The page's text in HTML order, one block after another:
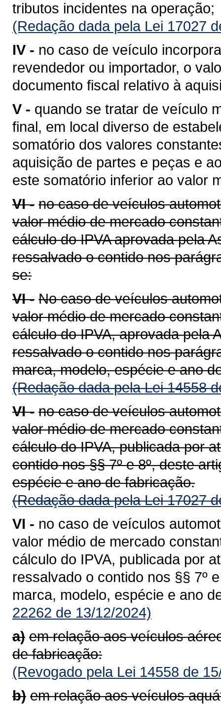
tributos incidentes na operação;
(Redação dada pela Lei 17027
IV - no caso de veículo
revendedor ou importador, o
documento fiscal relativo à
V - quando se tratar de veículo
final, em local diverso de
somatório dos valores
aquisição de partes e peças e
este somatório inferior ao valor
VI - no caso de veículos
valor médio de mercado
cálculo do IPVA aprovada pela
ressalvado o contido nos
se:
VI - No caso de veículos
valor médio de mercado
cálculo do IPVA, aprovada pela
ressalvado o contido nos
marca, modelo, espécie e ano
(Redação dada pela Lei 14558
VI - no caso de veículos
valor médio de mercado
cálculo do IPVA, publicada por
contido nos §§ 7º e 8º, deste
espécie e ano de fabricação.
(Redação dada pela Lei 17027
VI - no caso de veículos
valor médio de mercado
cálculo do IPVA, publicada por
ressalvado o contido nos §§ 7º
marca, modelo, espécie e ano
22262 de 13/12/2024)
a) em relação aos veículos
de fabricação:
(Revogado pela Lei 14558 de
b) em relação aos veículos